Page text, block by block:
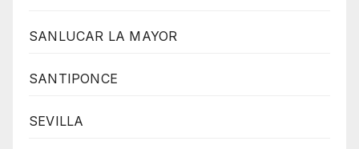
SANLUCAR LA MAYOR
SANTIPONCE
SEVILLA